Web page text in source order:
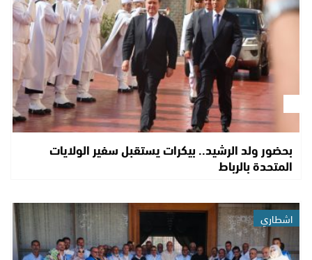
بحضور ولد الرشيد.. بيكرات يستقبل سفير الولايات
المتحدة بالرباط
اشطاري